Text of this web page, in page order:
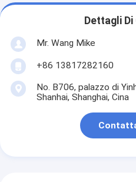
Dettagli
Mr. Wang Mike
+86 13817282160
No. B706, palazzo di
Shanhai, Shanghai, Cina